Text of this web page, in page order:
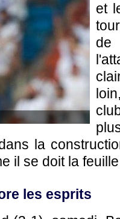
et
de
la
il se doit la
les esprits